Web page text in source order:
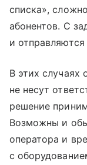
списка»,
абонентов. С
и отправляются
В этих случаях
не несут
решение
Возможны и
оператора и
с